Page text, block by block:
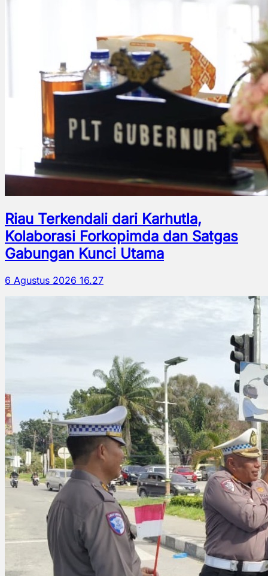
Riau Terkendali dari Karhutla,
Kolaborasi Forkopimda dan Satgas
Gabungan Kunci Utama
6 Agustus 2026 16.27